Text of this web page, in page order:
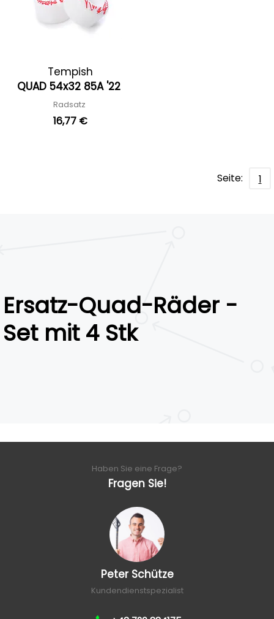
Tempish
QUAD 54x32 85A '22
Radsatz
16,77 €
Seite: 1
Ersatz-Quad-Räder -
Set mit 4 Stk
Haben Sie eine Frage?
Fragen Sie!
Peter Schütze
Kundendienstspezialist